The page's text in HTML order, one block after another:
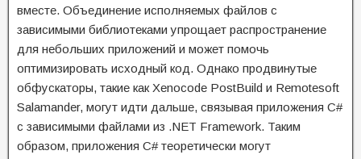
вместе. Объединение исполняемых файлов с
зависимыми библиотеками упрощает распространение
для небольших приложений и может помочь
оптимизировать исходный код. Однако продвинутые
обфускаторы, такие как Xenocode PostBuild и Remotesoft
Salamander, могут идти дальше, связывая приложения C#
с зависимыми файлами из .NET Framework. Таким
образом, приложения C# теоретически могут